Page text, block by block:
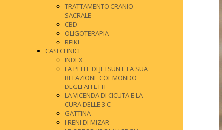
TRATTAMENTO CRANIO-
SACRALE
CBD
OLIGOTERAPIA
REIKI
CASI CLINICI
INDEX
LA PELLE DI JETSUN E LA SUA
RELAZIONE COL MONDO
DEGLI AFFETTI
LA VICENDA DI CICUTA E LA
CURA DELLE 3 C
GATTINA
I RENI DI MIZAR